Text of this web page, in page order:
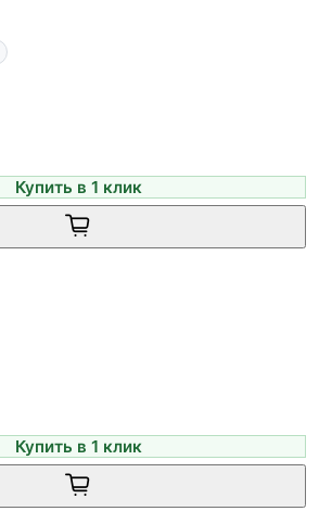
Купить в 1 клик
Купить в 1 клик